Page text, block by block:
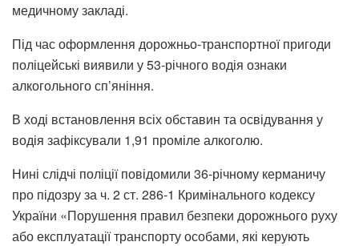
медичному закладі.
Під час оформлення дорожньо-транспортної пригоди
поліцейські виявили у 53-річного водія ознаки
алкогольного сп’яніння.
В ході встановлення всіх обставин та освідування у
водія зафіксували 1,91 проміле алкоголю.
Нині слідчі поліції повідомили 36-річному керманичу
про підозру за ч. 2 ст. 286-1 Кримінального кодексу
України «Порушення правил безпеки дорожнього руху
або експлуатації транспорту особами, які керують